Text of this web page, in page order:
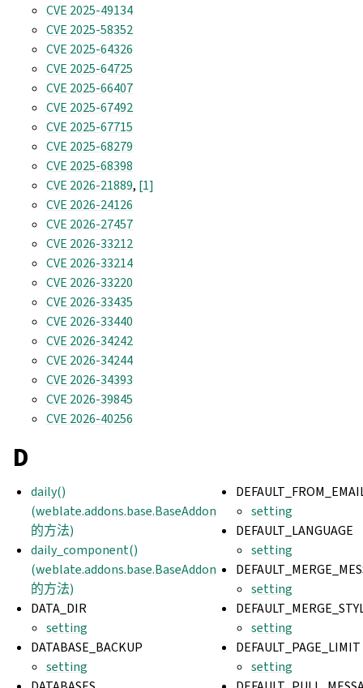
CVE 2025-49134
CVE 2025-58352
CVE 2025-64326
CVE 2025-64725
CVE 2025-66407
CVE 2025-67492
CVE 2025-67715
CVE 2025-68279
CVE 2025-68398
CVE 2026-21889, [1]
CVE 2026-24126
CVE 2026-27457
CVE 2026-33212
CVE 2026-33214
CVE 2026-33220
CVE 2026-33435
CVE 2026-33440
CVE 2026-34242
CVE 2026-34244
CVE 2026-34393
CVE 2026-39845
CVE 2026-40256
D
daily()
(weblate.addons.base.BaseAddon
的方法)
daily_component()
(weblate.addons.base.BaseAddon
的方法)
DATA_DIR
setting
DATABASE_BACKUP
setting
setting
DEFAULT_LANGUAGE
setting
setting
setting
DEFAULT_PAGE_LIMIT
setting